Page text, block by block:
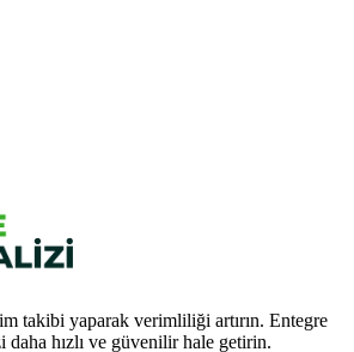
takibi yaparak verimliliği artırın. Entegre
hızlı ve güvenilir hale getirin.